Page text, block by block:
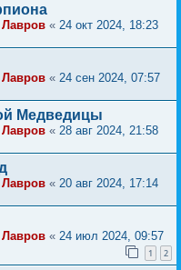
« 24 окт 2024, 18:23
« 24 сен 2024, 07:57
Медведицы
« 28 авг 2024, 21:58
« 20 авг 2024, 17:14
« 24 июл 2024, 09:57
1 2